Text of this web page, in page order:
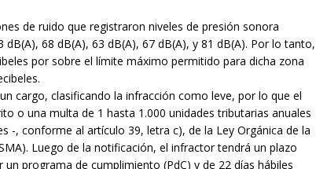
de ruido que registraron niveles de presión sonora
68 dB(A), 63 dB(A), 67 dB(A), y 81 dB(A). Por lo tanto,
por sobre el límite máximo permitido para dicha zona
cargo, clasificando la infracción como leve, por lo que el
o una multa de 1 hasta 1.000 unidades tributarias anuales
-, conforme al artículo 39, letra c), de la Ley Orgánica de la
Luego de la notificación, el infractor tendrá un plazo
programa de cumplimiento (PdC) y de 22 días hábiles